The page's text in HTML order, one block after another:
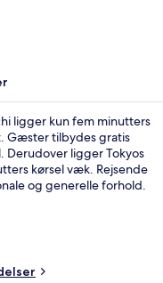
ligger kun fem minutters
Gæster tilbydes gratis
Derudover ligger Tokyos
kørsel væk. Rejsende
og generelle forhold.
Sengakuji